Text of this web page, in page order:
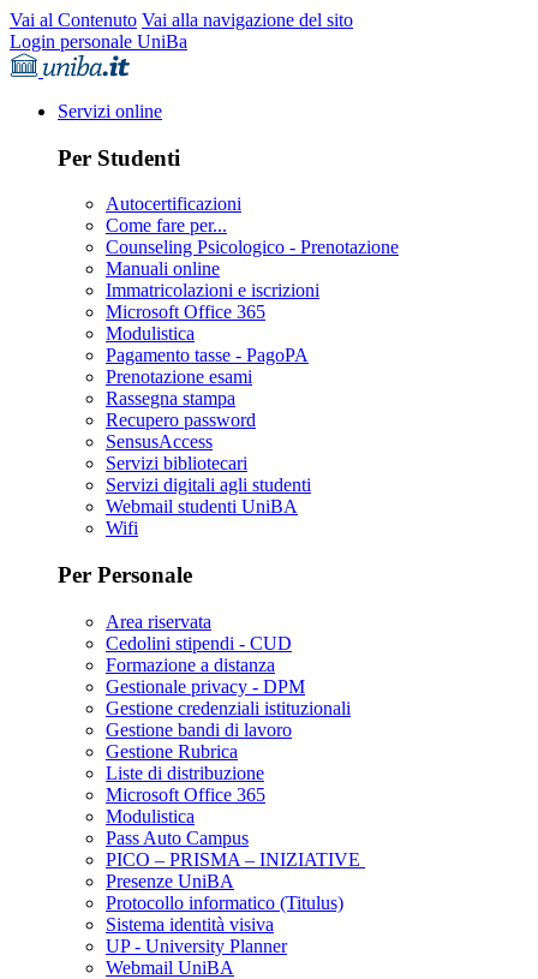
Vai al Contenuto Vai alla navigazione del sito
Login personale UniBa
Servizi online
Per Studenti
Autocertificazioni
Come fare per...
Counseling Psicologico - Prenotazione
Manuali online
Immatricolazioni e iscrizioni
Microsoft Office 365
Modulistica
Pagamento tasse - PagoPA
Prenotazione esami
Rassegna stampa
Recupero password
SensusAccess
Servizi bibliotecari
Servizi digitali agli studenti
Webmail studenti UniBA
Wifi
Per Personale
Area riservata
Cedolini stipendi - CUD
Formazione a distanza
Gestionale privacy - DPM
Gestione credenziali istituzionali
Gestione bandi di lavoro
Gestione Rubrica
Liste di distribuzione
Microsoft Office 365
Modulistica
Pass Auto Campus
PICO – PRISMA – INIZIATIVE
Presenze UniBA
Protocollo informatico (Titulus)
Sistema identità visiva
UP - University Planner
Webmail UniBA